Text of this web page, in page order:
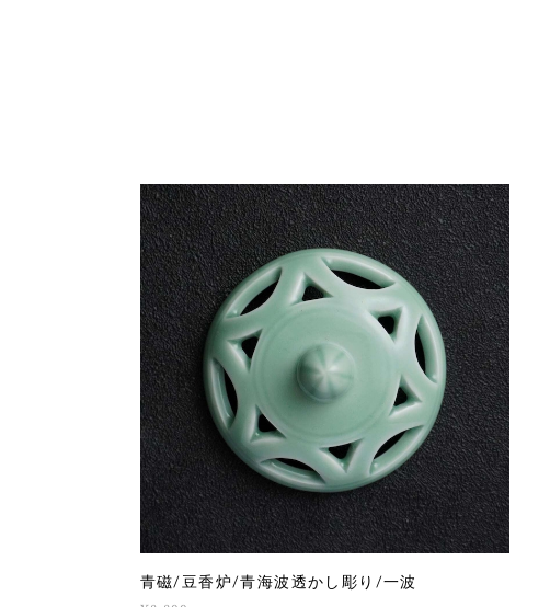
青磁/豆香炉/青海波透かし彫り/一波